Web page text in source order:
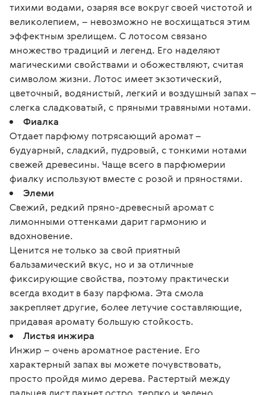
тихими водами, озаряя все вокруг своей чистотой и
великолепием, – невозможно не восхищаться этим
эффектным зрелищем. С лотосом связано
множество традиций и легенд. Его наделяют
магическими свойствами и обожествляют, считая
символом жизни. Лотос имеет экзотический,
цветочный, водянистый, легкий и воздушный запах –
слегка сладковатый, с пряными травяными нотами.
Фиалка
Отдает парфюму потрясающий аромат –
будуарный, сладкий, пудровый, с тонкими нотами
свежей древесины. Чаще всего в парфюмерии
фиалку используют вместе с розой и пряностями.
Элеми
Свежий, редкий пряно-древесный аромат с
лимонными оттенками дарит гармонию и
вдохновение.
Ценится не только за свой приятный
бальзамический вкус, но и за отличные
фиксирующие свойства, поэтому практически
всегда входит в базу парфюма. Эта смола
закрепляет другие, более летучие составляющие,
придавая аромату большую стойкость.
Листья инжира
Инжир – очень ароматное растение. Его
характерный запах вы можете почувствовать,
просто пройдя мимо дерева. Растертый между